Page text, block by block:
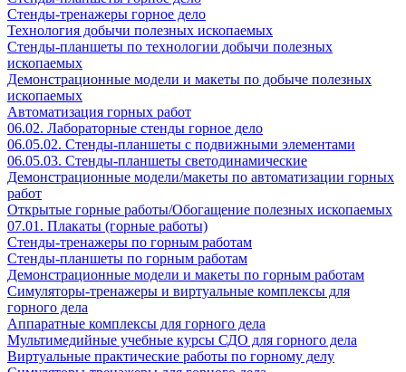
Стенды-тренажеры горное дело
Технология добычи полезных ископаемых
Стенды-планшеты по технологии добычи полезных
ископаемых
Демонстрационные модели и макеты по добыче полезных
ископаемых
Автоматизация горных работ
06.02. Лабораторные стенды горное дело
06.05.02. Стенды-планшеты с подвижными элементами
06.05.03. Стенды-планшеты светодинамические
Демонстрационные модели/макеты по автоматизации горных
работ
Открытые горные работы/Обогащение полезных ископаемых
07.01. Плакаты (горные работы)
Стенды-тренажеры по горным работам
Стенды-планшеты по горным работам
Демонстрационные модели и макеты по горным работам
Симуляторы-тренажеры и виртуальные комплексы для
горного дела
Аппаратные комплексы для горного дела
Мультимедийные учебные курсы СДО для горного дела
Виртуальные практические работы по горному делу